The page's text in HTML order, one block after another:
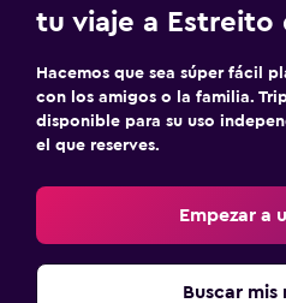
tu viaje a Estreito
Hacemos que sea súper fácil
con los amigos o la familia.
disponible para su uso
el que reserves.
Empezar a
Buscar mis